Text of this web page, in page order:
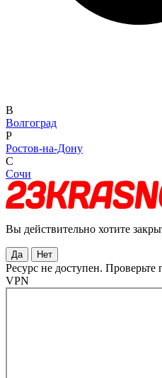
В
Волгоград
Р
Ростов-на-Дону
С
Сочи
Вы действительно хотите
Да Нет
Ресурс не доступен.
VPN